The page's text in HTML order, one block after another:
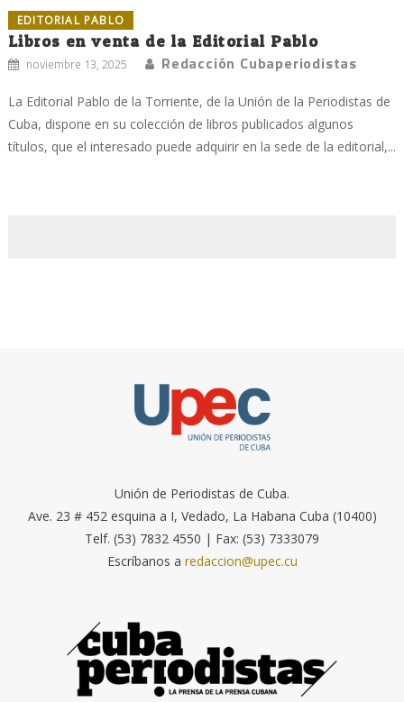
EDITORIAL PABLO
Libros en venta de la Editorial Pablo
noviembre 13, 2025 Redacción Cubaperiodistas
La Editorial Pablo de la Torriente, de la Unión de la Periodistas de
Cuba, dispone en su colección de libros publicados algunos
títulos, que el interesado puede adquirir en la sede de la editorial,...
Unión de Periodistas de Cuba.
Ave. 23 # 452 esquina a I, Vedado, La Habana Cuba (10400)
Telf. (53) 7832 4550 | Fax: (53) 7333079
Escríbanos a redaccion@upec.cu